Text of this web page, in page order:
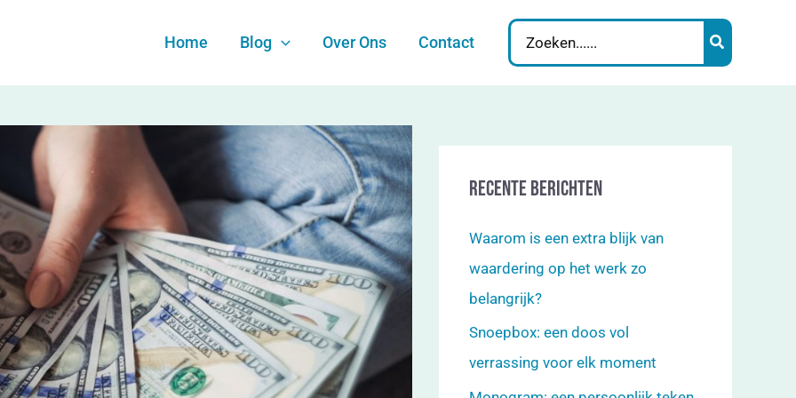
Home Blog Over Ons Contact
Search
for:
Recente berichten
Waarom is een extra blijk van
waardering op het werk zo
belangrijk?
Snoepbox: een doos vol
verrassing voor elk moment